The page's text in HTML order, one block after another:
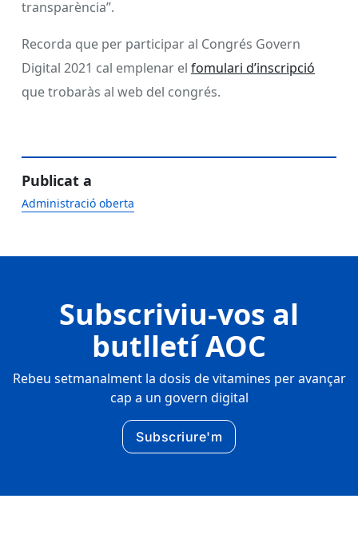
transparència”.
Recorda que per participar al Congrés Govern
Digital 2021 cal emplenar el fomulari d’inscripció
que trobaràs al web del congrés.
Publicat a
Administració oberta
Subscriviu-vos al
butlletí AOC
Rebeu setmanalment la dosis de vitamines per avançar
cap a un govern digital
Subscriure'm